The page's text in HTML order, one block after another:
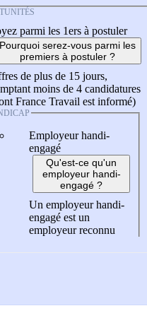
parmi les 1ers à postuler
Pourquoi serez-vous parmi les
premiers à postuler ?
de plus de 15 jours,
moins de 4 candidatures
France Travail est informé)
Employeur handi-
engagé
Qu'est-ce qu'un
employeur handi-
engagé ?
Un employeur handi-
engagé est un
employeur reconnu